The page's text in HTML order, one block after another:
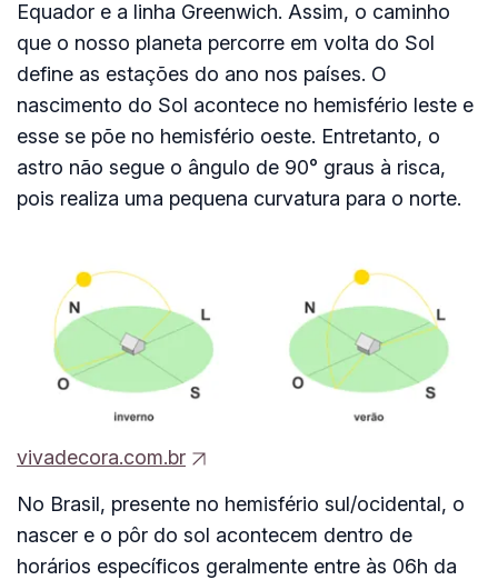
Equador e a linha Greenwich. Assim, o caminho
que o nosso planeta percorre em volta do Sol
define as estações do ano nos países. O
nascimento do Sol acontece no hemisfério leste e
esse se põe no hemisfério oeste. Entretanto, o
astro não segue o ângulo de 90° graus à risca,
pois realiza uma pequena curvatura para o norte.
vivadecora.com.br
No Brasil, presente no hemisfério sul/ocidental, o
nascer e o pôr do sol acontecem dentro de
horários específicos geralmente entre às 06h da